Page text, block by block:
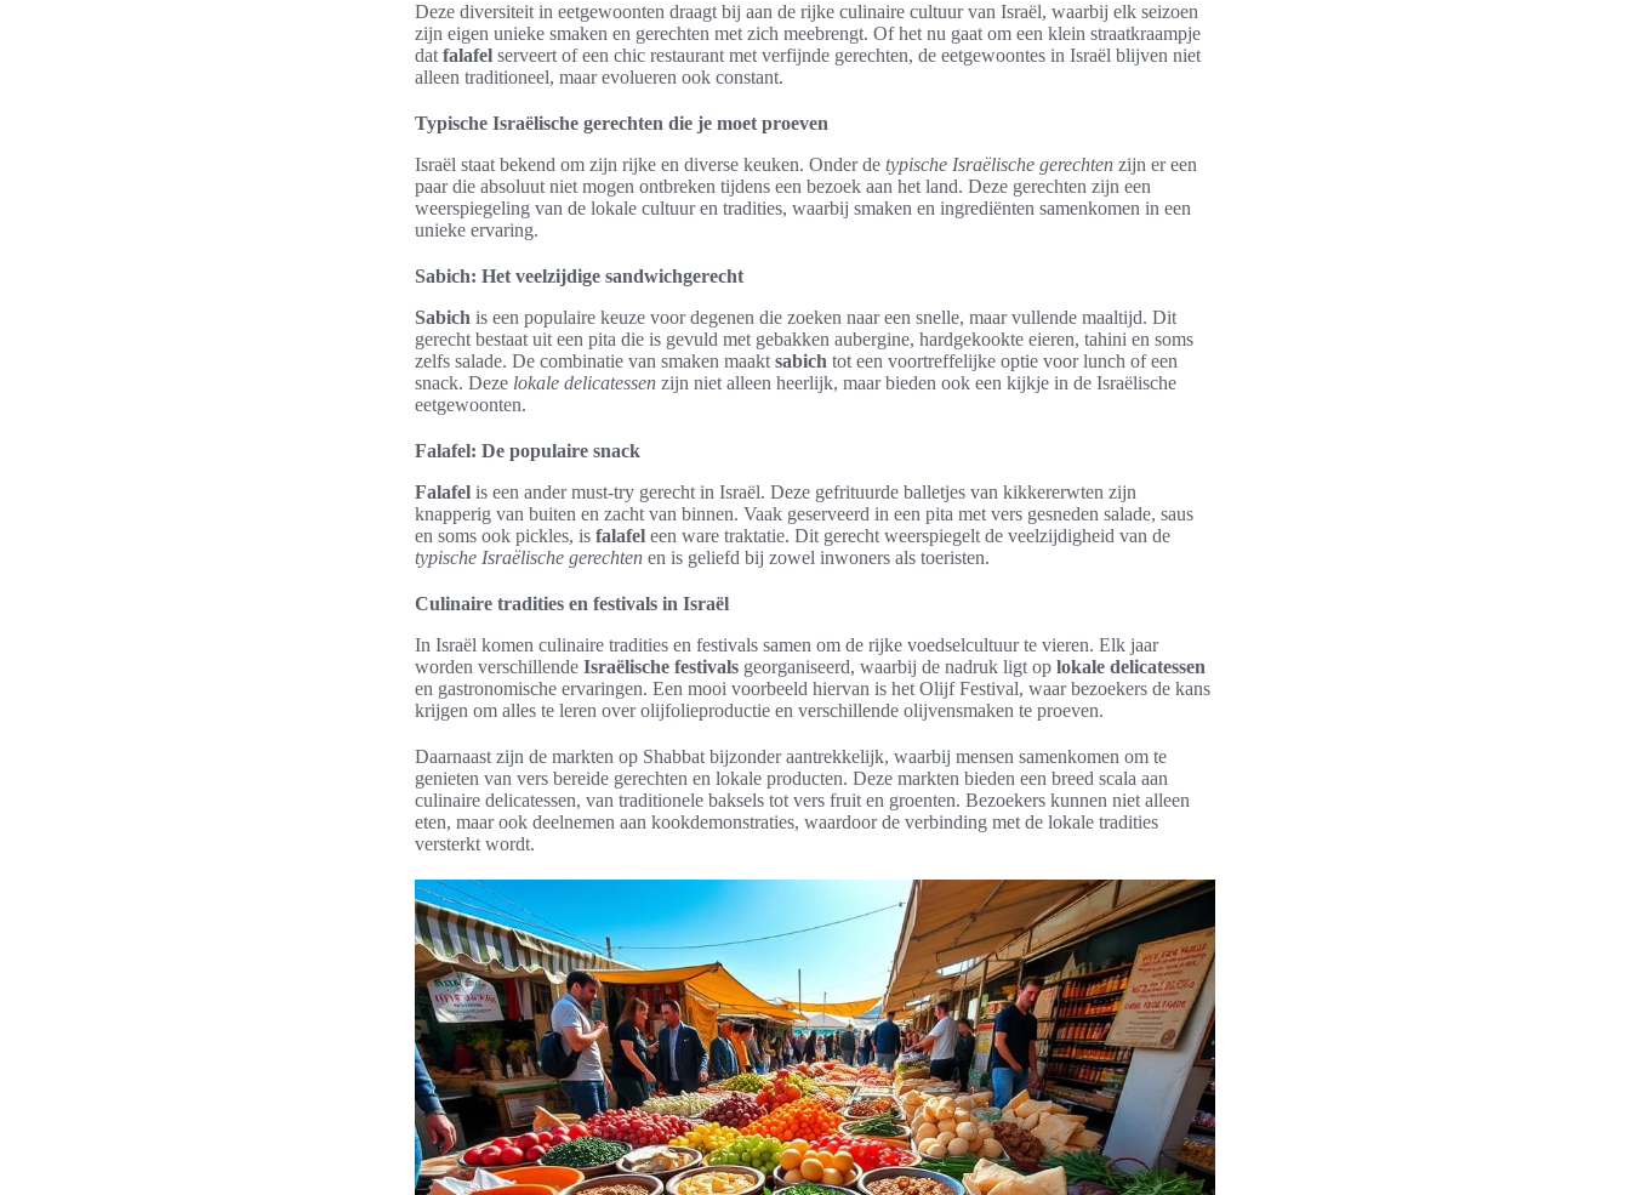
Deze diversiteit in eetgewoonten draagt bij aan de rijke culinaire cultuur van Israël, waarbij elk seizoen
zijn eigen unieke smaken en gerechten met zich meebrengt. Of het nu gaat om een klein straatkraampje
dat falafel serveert of een chic restaurant met verfijnde gerechten, de eetgewoontes in Israël blijven niet
alleen traditioneel, maar evolueren ook constant.
Typische Israëlische gerechten die je moet proeven
Israël staat bekend om zijn rijke en diverse keuken. Onder de typische Israëlische gerechten zijn er een
paar die absoluut niet mogen ontbreken tijdens een bezoek aan het land. Deze gerechten zijn een
weerspiegeling van de lokale cultuur en tradities, waarbij smaken en ingrediënten samenkomen in een
unieke ervaring.
Sabich: Het veelzijdige sandwichgerecht
Sabich is een populaire keuze voor degenen die zoeken naar een snelle, maar vullende maaltijd. Dit
gerecht bestaat uit een pita die is gevuld met gebakken aubergine, hardgekookte eieren, tahini en soms
zelfs salade. De combinatie van smaken maakt sabich tot een voortreffelijke optie voor lunch of een
snack. Deze lokale delicatessen zijn niet alleen heerlijk, maar bieden ook een kijkje in de Israëlische
eetgewoonten.
Falafel: De populaire snack
Falafel is een ander must-try gerecht in Israël. Deze gefrituurde balletjes van kikkererwten zijn
knapperig van buiten en zacht van binnen. Vaak geserveerd in een pita met vers gesneden salade, saus
en soms ook pickles, is falafel een ware traktatie. Dit gerecht weerspiegelt de veelzijdigheid van de
typische Israëlische gerechten en is geliefd bij zowel inwoners als toeristen.
Culinaire tradities en festivals in Israël
In Israël komen culinaire tradities en festivals samen om de rijke voedselcultuur te vieren. Elk jaar
worden verschillende Israëlische festivals georganiseerd, waarbij de nadruk ligt op lokale delicatessen
en gastronomische ervaringen. Een mooi voorbeeld hiervan is het Olijf Festival, waar bezoekers de kans
krijgen om alles te leren over olijfolieproductie en verschillende olijvensmaken te proeven.
Daarnaast zijn de markten op Shabbat bijzonder aantrekkelijk, waarbij mensen samenkomen om te
genieten van vers bereide gerechten en lokale producten. Deze markten bieden een breed scala aan
culinaire delicatessen, van traditionele baksels tot vers fruit en groenten. Bezoekers kunnen niet alleen
eten, maar ook deelnemen aan kookdemonstraties, waardoor de verbinding met de lokale tradities
versterkt wordt.